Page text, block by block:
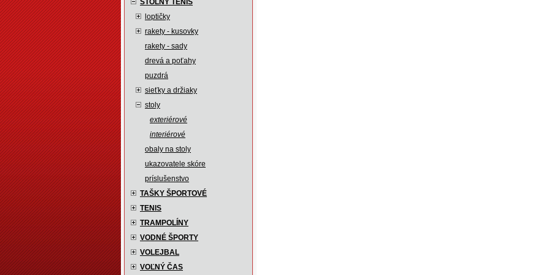
STOLNÝ TENIS
loptičky
rakety - kusovky
rakety - sady
drevá a poťahy
puzdrá
sieťky a držiaky
stoly
exteriérové
interiérové
obaly na stoly
ukazovatele skóre
príslušenstvo
TAŠKY ŠPORTOVÉ
TENIS
TRAMPOLÍNY
VODNÉ ŠPORTY
VOLEJBAL
VOĽNÝ ČAS